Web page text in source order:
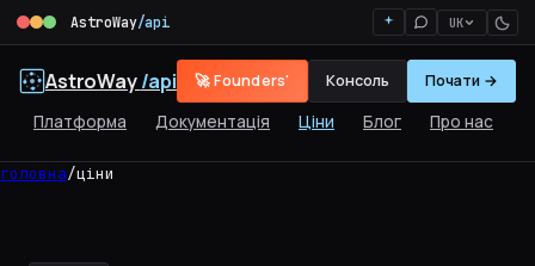
AstroWay/api UK
AstroWay/api
Платформа Документація Ціни Блог Про нас
🚀 Founders' Консоль Почати →
головна/ціни